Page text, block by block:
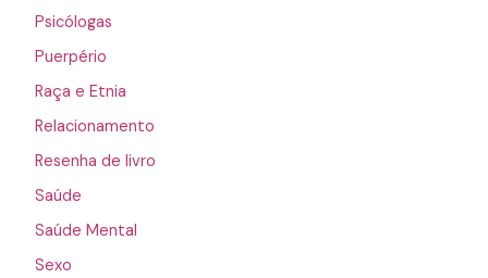
Psicólogas
Puerpério
Raça e Etnia
Relacionamento
Resenha de livro
Saúde
Saúde Mental
Sexo